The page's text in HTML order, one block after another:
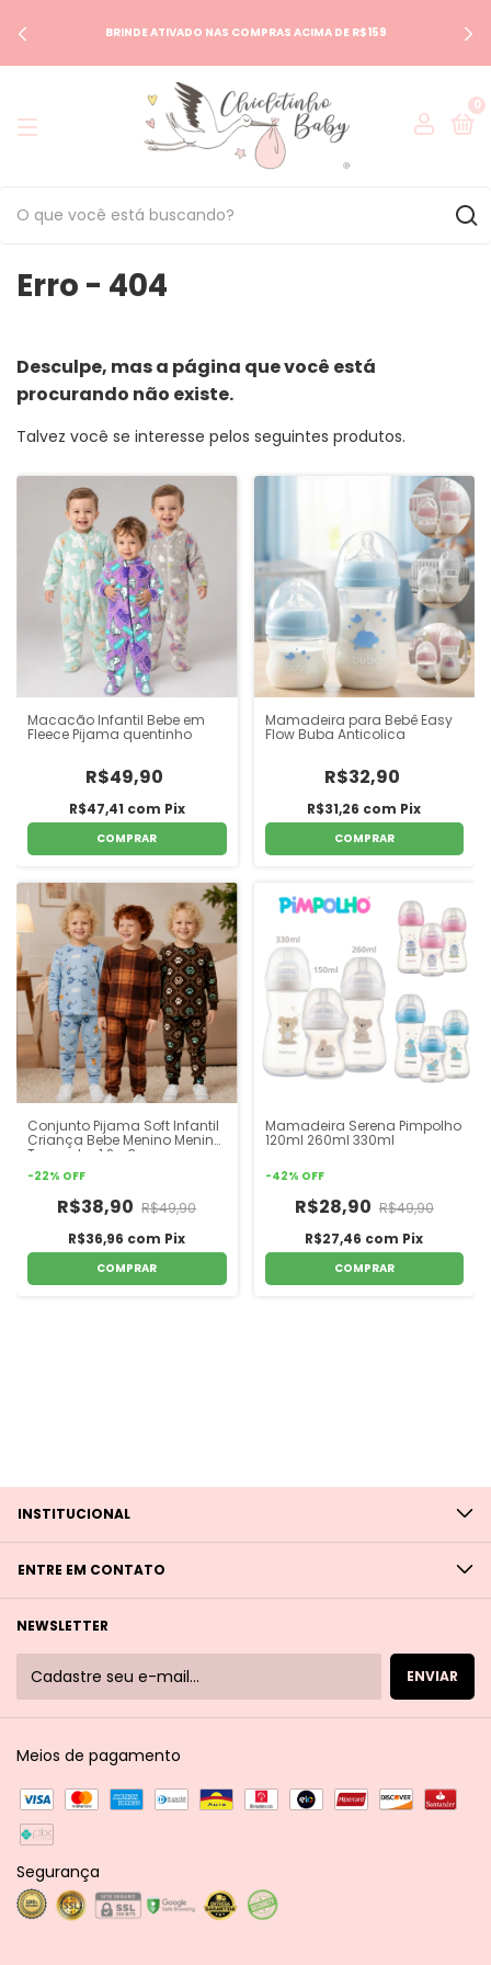
BRINDE ATIVADO NAS COMPRAS ACIMA DE R$159
0
Erro - 404
Desculpe, mas a página que você está
procurando não existe.
Talvez você se interesse pelos seguintes produtos.
Macacão Infantil Bebe em
Fleece Pijama quentinho
R$49,90
R$47,41 com Pix
COMPRAR
Mamadeira para Bebê Easy
Flow Buba Anticolica
R$32,90
R$31,26 com Pix
COMPRAR
Conjunto Pijama Soft Infantil
Criança Bebe Menino Menina
Tamanho 1 2 e 3
-22% OFF
R$38,90 R$49,90
R$36,96 com Pix
COMPRAR
Mamadeira Serena Pimpolho
120ml 260ml 330ml
-42% OFF
R$28,90 R$49,90
R$27,46 com Pix
COMPRAR
INSTITUCIONAL
ENTRE EM CONTATO
NEWSLETTER
Meios de pagamento